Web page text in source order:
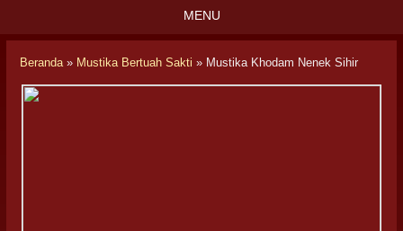
MENU
Beranda» Mustika Bertuah Sakti » Mustika Khodam Nenek Sihir